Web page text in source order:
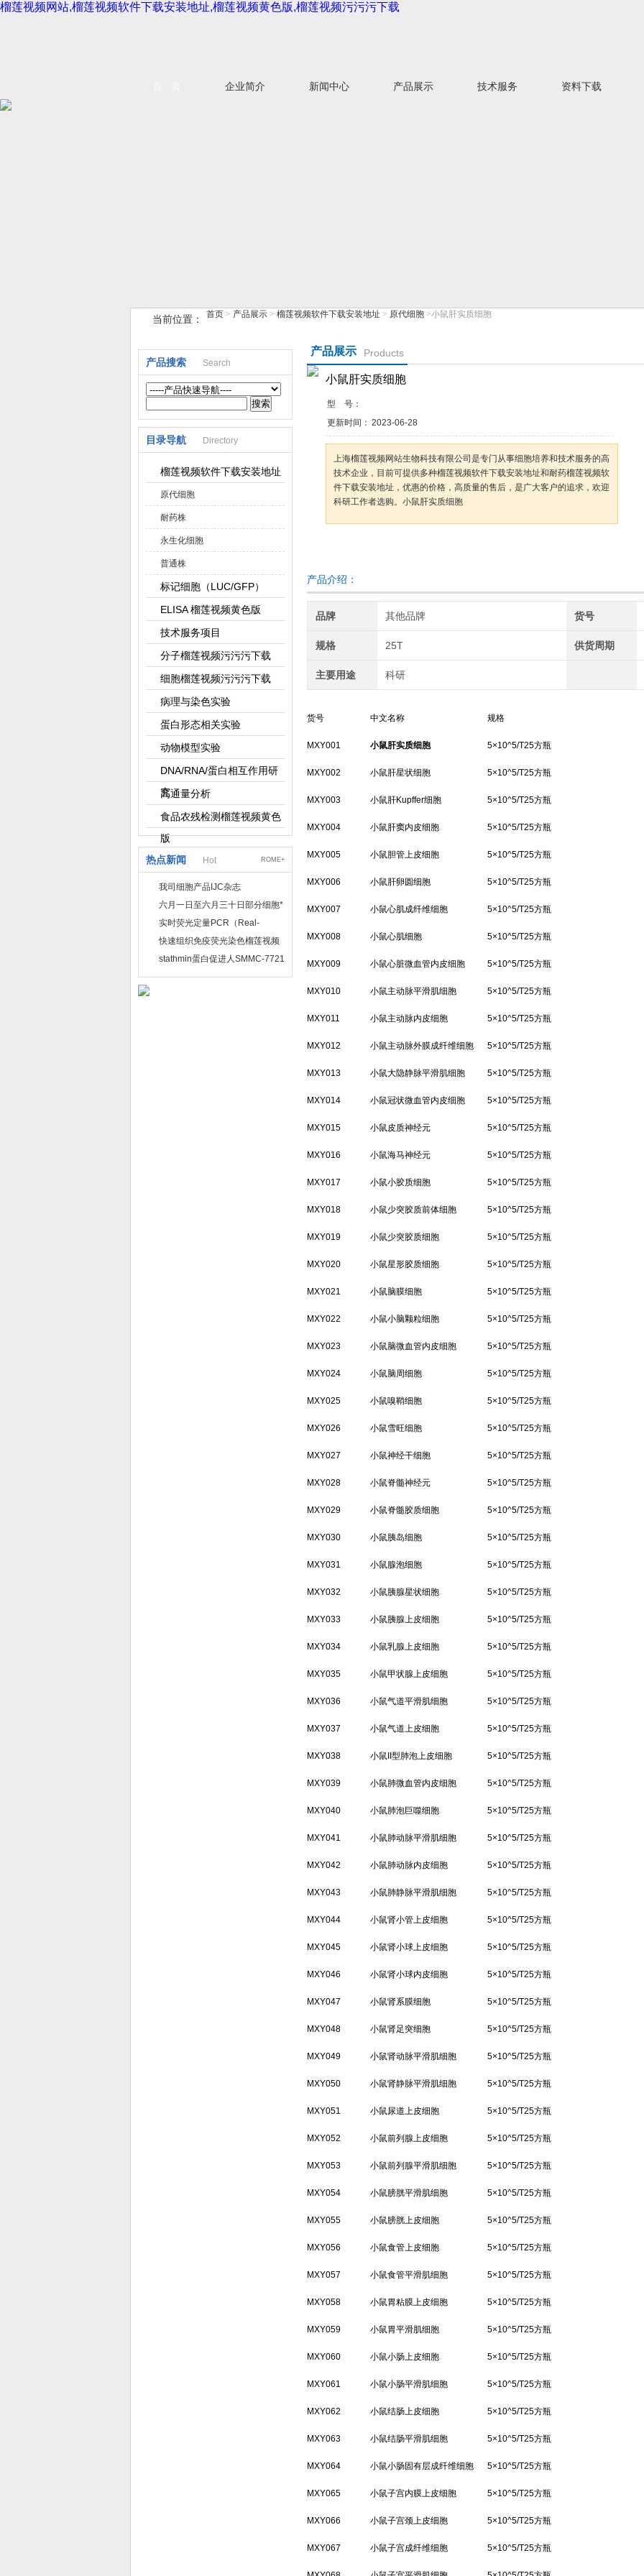
榴莲视频网站,榴莲视频软件下载安装地址,榴莲视频黄色版,榴莲视频污污污下载
上海榴莲视频网站生物科技有限公司
企业简介 新闻中心 产品展示 技术服务 资料下载
当前位置： 首页 > 产品展示 > 榴莲视频软件下载安装地址 > 原代细胞 >小鼠肝实质细胞
产品搜索 Search
目录导航 Directory
榴莲视频软件下载安装地址
原代细胞
耐药株
永生化细胞
普通株
标记细胞（LUC/GFP）
ELISA 榴莲视频黄色版
技术服务项目
分子榴莲视频污污污下载
细胞榴莲视频污污污下载
病理与染色实验
蛋白形态相关实验
动物模型实验
DNA/RNA/蛋白相互作用研
究
高通量分析
食品农残检测榴莲视频黄色
版
热点新闻
Hot ROME+
我司细胞产品IJC杂志
六月一日至六月三十日部分细胞*
实时荧光定量PCR（Real-
TimePCR）实验流程
快速组织免疫荧光染色榴莲视频
黄色版
stathmin蛋白促进人SMMC-7721
产品展示 Products
小鼠肝实质细胞
型 号：
更新时间： 2023-06-28
上海榴莲视频网站生物科技有限公司是专门从事细胞培养和技术服务的高
技术企业，目前可提供多种榴莲视频软件下载安装地址和耐药榴莲视频软
件下载安装地址，优惠的价格，高质量的售后，是广大客户的追求，欢迎
科研工作者选购。小鼠肝实质细胞
产品介绍：
品牌 其他品牌 货号
规格 25T 供货周期
主要用途 科研
货号 中文名称 规格
MXY001 小鼠肝实质细胞 5×10^5/T25方瓶
MXY002 小鼠肝星状细胞 5×10^5/T25方瓶
MXY003 小鼠肝Kupffer细胞 5×10^5/T25方瓶
MXY004 小鼠肝窦内皮细胞 5×10^5/T25方瓶
MXY005 小鼠胆管上皮细胞 5×10^5/T25方瓶
MXY006 小鼠肝卵圆细胞 5×10^5/T25方瓶
MXY007 小鼠心肌成纤维细胞 5×10^5/T25方瓶
MXY008 小鼠心肌细胞 5×10^5/T25方瓶
MXY009 小鼠心脏微血管内皮细胞 5×10^5/T25方瓶
MXY010 小鼠主动脉平滑肌细胞 5×10^5/T25方瓶
MXY011 小鼠主动脉内皮细胞 5×10^5/T25方瓶
MXY012 小鼠主动脉外膜成纤维细胞 5×10^5/T25方瓶
MXY013 小鼠大隐静脉平滑肌细胞 5×10^5/T25方瓶
MXY014 小鼠冠状微血管内皮细胞 5×10^5/T25方瓶
MXY015 小鼠皮质神经元 5×10^5/T25方瓶
MXY016 小鼠海马神经元 5×10^5/T25方瓶
MXY017 小鼠小胶质细胞 5×10^5/T25方瓶
MXY018 小鼠少突胶质前体细胞 5×10^5/T25方瓶
MXY019 小鼠少突胶质细胞 5×10^5/T25方瓶
MXY020 小鼠星形胶质细胞 5×10^5/T25方瓶
MXY021 小鼠脑膜细胞 5×10^5/T25方瓶
MXY022 小鼠小脑颗粒细胞 5×10^5/T25方瓶
MXY023 小鼠脑微血管内皮细胞 5×10^5/T25方瓶
MXY024 小鼠脑周细胞 5×10^5/T25方瓶
MXY025 小鼠嗅鞘细胞 5×10^5/T25方瓶
MXY026 小鼠雪旺细胞 5×10^5/T25方瓶
MXY027 小鼠神经干细胞 5×10^5/T25方瓶
MXY028 小鼠脊髓神经元 5×10^5/T25方瓶
MXY029 小鼠脊髓胶质细胞 5×10^5/T25方瓶
MXY030 小鼠胰岛细胞 5×10^5/T25方瓶
MXY031 小鼠腺泡细胞 5×10^5/T25方瓶
MXY032 小鼠胰腺星状细胞 5×10^5/T25方瓶
MXY033 小鼠胰腺上皮细胞 5×10^5/T25方瓶
MXY034 小鼠乳腺上皮细胞 5×10^5/T25方瓶
MXY035 小鼠甲状腺上皮细胞 5×10^5/T25方瓶
MXY036 小鼠气道平滑肌细胞 5×10^5/T25方瓶
MXY037 小鼠气道上皮细胞 5×10^5/T25方瓶
MXY038 小鼠II型肺泡上皮细胞 5×10^5/T25方瓶
MXY039 小鼠肺微血管内皮细胞 5×10^5/T25方瓶
MXY040 小鼠肺泡巨噬细胞 5×10^5/T25方瓶
MXY041 小鼠肺动脉平滑肌细胞 5×10^5/T25方瓶
MXY042 小鼠肺动脉内皮细胞 5×10^5/T25方瓶
MXY043 小鼠肺静脉平滑肌细胞 5×10^5/T25方瓶
MXY044 小鼠肾小管上皮细胞 5×10^5/T25方瓶
MXY045 小鼠肾小球上皮细胞 5×10^5/T25方瓶
MXY046 小鼠肾小球内皮细胞 5×10^5/T25方瓶
MXY047 小鼠肾系膜细胞 5×10^5/T25方瓶
MXY048 小鼠肾足突细胞 5×10^5/T25方瓶
MXY049 小鼠肾动脉平滑肌细胞 5×10^5/T25方瓶
MXY050 小鼠肾静脉平滑肌细胞 5×10^5/T25方瓶
MXY051 小鼠尿道上皮细胞 5×10^5/T25方瓶
MXY052 小鼠前列腺上皮细胞 5×10^5/T25方瓶
MXY053 小鼠前列腺平滑肌细胞 5×10^5/T25方瓶
MXY054 小鼠膀胱平滑肌细胞 5×10^5/T25方瓶
MXY055 小鼠膀胱上皮细胞 5×10^5/T25方瓶
MXY056 小鼠食管上皮细胞 5×10^5/T25方瓶
MXY057 小鼠食管平滑肌细胞 5×10^5/T25方瓶
MXY058 小鼠胃粘膜上皮细胞 5×10^5/T25方瓶
MXY059 小鼠胃平滑肌细胞 5×10^5/T25方瓶
MXY060 小鼠小肠上皮细胞 5×10^5/T25方瓶
MXY061 小鼠小肠平滑肌细胞 5×10^5/T25方瓶
MXY062 小鼠结肠上皮细胞 5×10^5/T25方瓶
MXY063 小鼠结肠平滑肌细胞 5×10^5/T25方瓶
MXY064 小鼠小肠固有层成纤维细胞 5×10^5/T25方瓶
MXY065 小鼠子宫内膜上皮细胞 5×10^5/T25方瓶
MXY066 小鼠子宫颈上皮细胞 5×10^5/T25方瓶
MXY067 小鼠子宫成纤维细胞 5×10^5/T25方瓶